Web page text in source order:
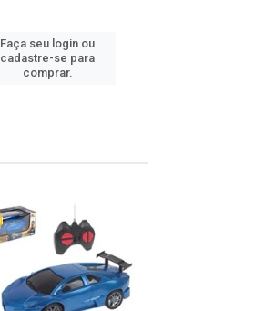
Faça seu login ou
cadastre-se para
comprar.